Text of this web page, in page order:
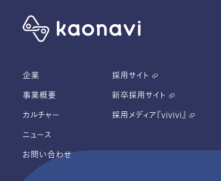
企業
事業概要
カルチャー
ニュース
お問い合わせ
採用サイト
新卒採用サイト
採用メディア『vivivi』